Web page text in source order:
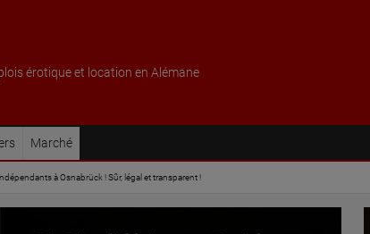
érotique et location en Alémane
Marché
à Osnabrück ! Sûr, légal et transparent !